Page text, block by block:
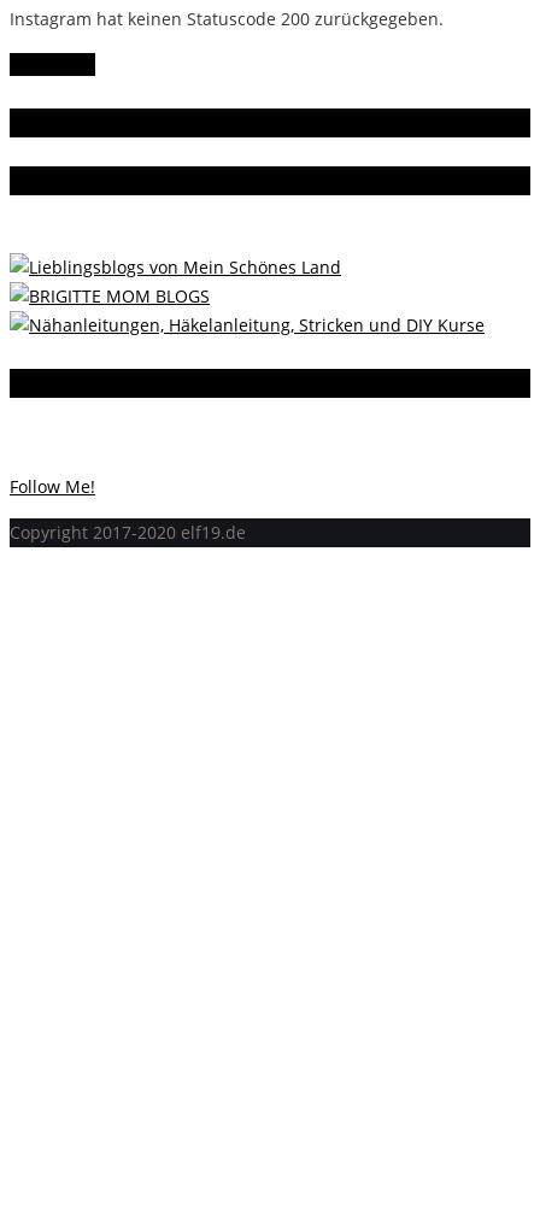
Instagram hat keinen Statuscode 200 zurückgegeben.
Follow Me!
Copyright 2017-2020 elf19.de